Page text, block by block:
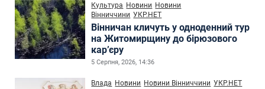
Культура Новини Новини
Вінниччини УКР.НЕТ
Вінничан кличуть у одноденний тур
на Житомирщину до бірюзового
кар’єру
5 Серпня, 2026, 14:36
Влада Новини Новини Вінниччини УКР.НЕТ